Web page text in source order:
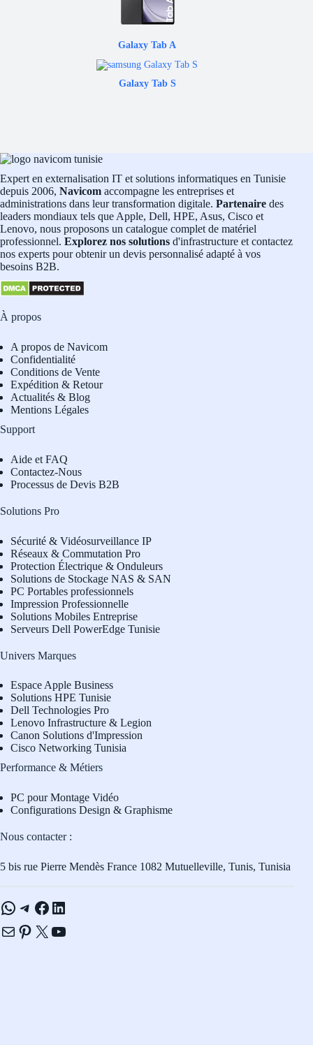
Galaxy Tab A
Galaxy Tab S
Expert en externalisation IT et solutions informatiques en Tunisie
depuis 2006, Navicom accompagne les entreprises et
administrations dans leur transformation digitale. Partenaire des
leaders mondiaux tels que Apple, Dell, HPE, Asus, Cisco et
Lenovo, nous proposons un catalogue complet de matériel
professionnel. Explorez nos solutions d'infrastructure et contactez
nos experts pour obtenir un devis personnalisé adapté à vos
besoins B2B.
À propos
A propos de Navicom
Confidentialité
Conditions de Vente
Expédition & Retour
Actualités & Blog
Mentions Légales
Support
Aide et FAQ
Contactez-Nous
Processus de Devis B2B
Solutions Pro
Sécurité & Vidéosurveillance IP
Réseaux & Commutation Pro
Protection Électrique & Onduleurs
Solutions de Stockage NAS & SAN
PC Portables professionnels
Impression Professionnelle
Solutions Mobiles Entreprise
Serveurs Dell PowerEdge Tunisie
Univers Marques
Espace Apple Business
Solutions HPE Tunisie
Dell Technologies Pro
Lenovo Infrastructure & Legion
Canon Solutions d'Impression
Cisco Networking Tunisia
Performance & Métiers
PC pour Montage Vidéo
Configurations Design & Graphisme
Nous contacter :
5 bis rue Pierre Mendès France 1082 Mutuelleville, Tunis, Tunisia
WhatsApp
Telegram
Facebook
LinkedIn
E-mailPinterest
X YouTube